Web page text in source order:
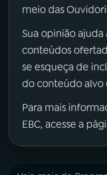
meio das
Sua opinião ajuda
conteúdos
se esqueça de
do conteúdo alvo
Para mais
EBC, acesse a